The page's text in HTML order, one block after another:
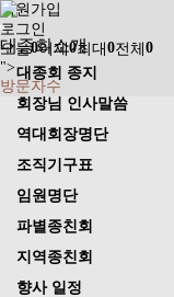
회원가입
로그인
오늘0어제0최대 0전체 0
">
방문자수
대종회소개
대종회 종지
회장님 인사말씀
역대회장명단
조직기구표
임원명단
파별종친회
지역종친회
향사 일정